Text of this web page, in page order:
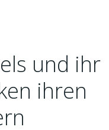
und ihr
ihren